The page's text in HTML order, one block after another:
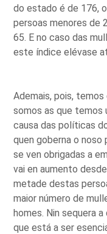
do estado é de 176,
persoas menores de
65. E no caso das
este índice elévase
Ademais, pois,
somos as que temos
causa das políticas
quen goberna o noso
se ven obrigadas a
vai en aumento
metade destas
maior número de
homes. Nin sequera
que está a ser